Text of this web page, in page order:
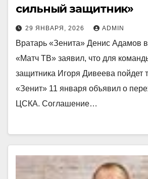
сильный защитник»
29 ЯНВАРЯ, 2026 ADMIN
Вратарь «Зенита» Денис Адамов
«Матч ТВ» заявил, что для
защитника Игоря Дивеева пойдет
«Зенит» 11 января объявил о
ЦСКА. Соглашение…